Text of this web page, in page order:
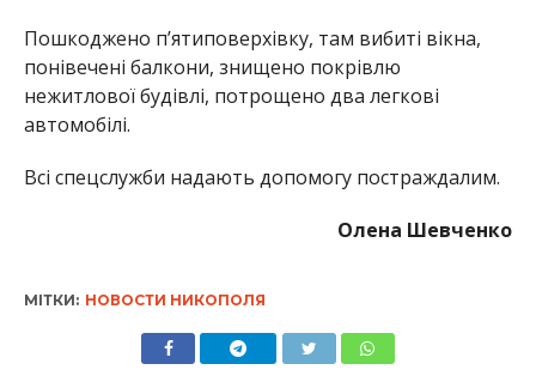
Пошкоджено п’ятиповерхівку, там вибиті вікна,
понівечені балкони, знищено покрівлю
нежитлової будівлі, потрощено два легкові
автомобілі.
Всі спецслужби надають допомогу постраждалим.
Олена Шевченко
МІТКИ: НОВОСТИ НИКОПОЛЯ